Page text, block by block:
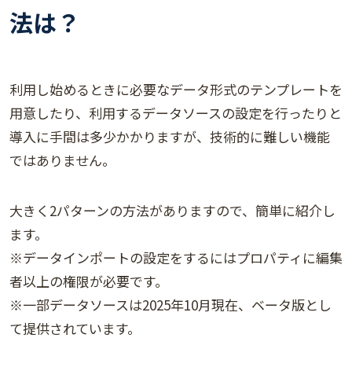
法は？
利用し始めるときに必要なデータ形式のテンプレートを
用意したり、利用するデータソースの設定を行ったりと
導入に手間は多少かかりますが、技術的に難しい機能
ではありません。
大きく2パターンの方法がありますので、簡単に紹介し
ます。
※データインポートの設定をするにはプロパティに編集
者以上の権限が必要です。
※一部データソースは2025年10月現在、ベータ版とし
て提供されています。